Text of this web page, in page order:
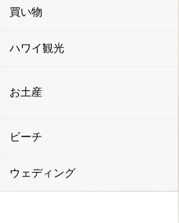
買い物
ハワイ観光
お土産
ビーチ
ウェディング